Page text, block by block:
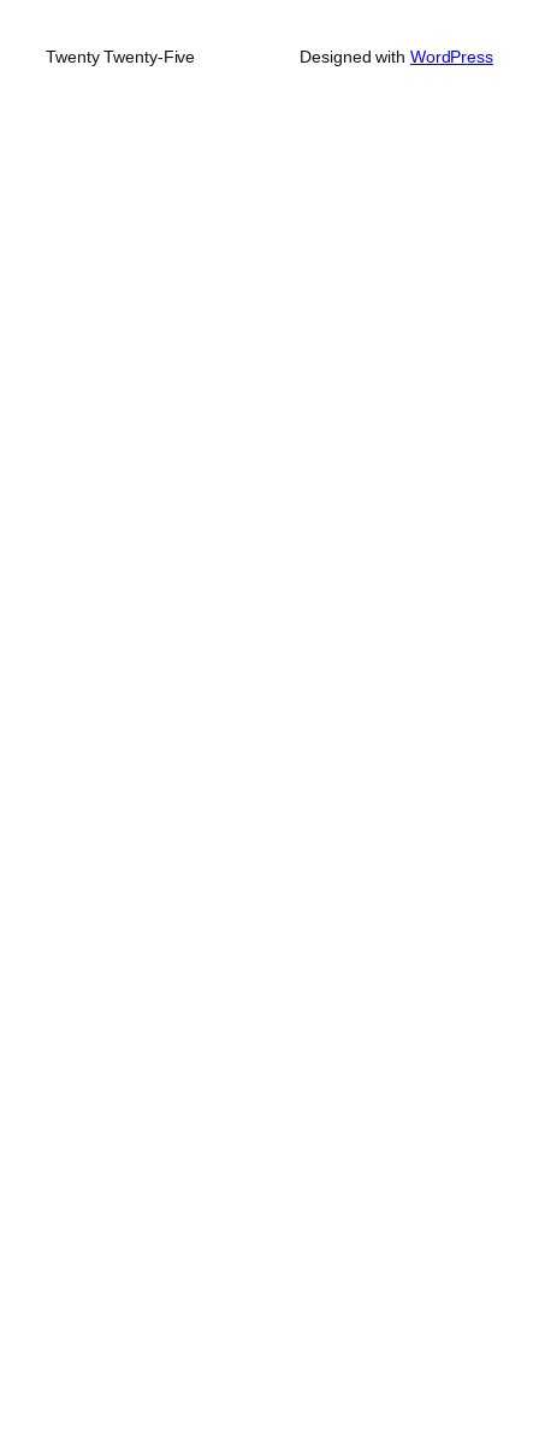
Twenty Twenty-Five Designed with WordPress